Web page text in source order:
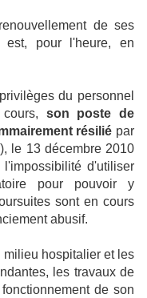
de ses
est, pour l'heure, en
du personnel
son poste de
résilié par
le 13 décembre 2010
d'utiliser
pour pouvoir y
sont en cours
abusif.
hospitalier et les
les travaux de
de son